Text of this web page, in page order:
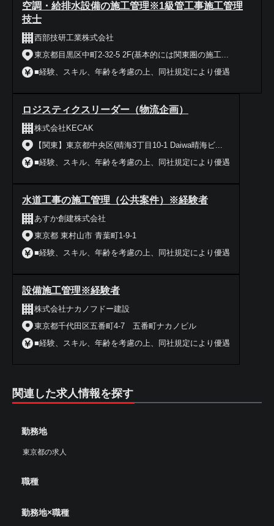
空調・給排水設備の施工管理※1級管工事施工管理
技士
西部技研工業株式会社
東京都目黒区中町2-32-5 2F(基本的には関東圏の施工...
■経験、スキル、年齢を考慮の上、同社規定により優遇
ロジスティクスリーダー（物流企画）
株式会社KECAK
【関東】東京都中央区(晴海3丁目10-1 Daiwa晴海ビ...
■経験、スキル、年齢を考慮の上、同社規定により優遇
水道工事の施工管理（公共案件）※経験者
あすか創建株式会社
東京都 東村山市 青葉町1-9-1
■経験、スキル、年齢を考慮の上、同社規定により優遇
設備施工管理※経験者
株式会社ナカノフドー建設
東京都千代田区五番町4-7 五番町ナカノビル
■経験、スキル、年齢を考慮の上、同社規定により優遇
関連した求人情報を探す
勤務地
東京都の求人
職種
勤務地×職種